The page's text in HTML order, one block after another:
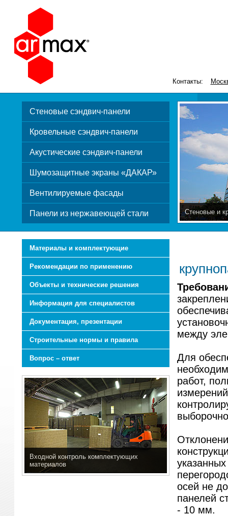
Контакты:
Стеновые сэндвич-панели
Кровельные сэндвич-панели
Акустические сэндвич-панели
Шумозащитные экраны «ДАКАР»
Вентилируемые фасады
Панели из нержавеющей стали Стеновые и
Материалы и комплектующие
Рекомендации по применению
Объекты и технические решения
Информация для специалистов
Документация, презентации
Строительные нормы и правила
Вопрос – ответ
Входной контроль комплектующих
материалов
между
Для
работ,
осей не
панелей
- 10 мм.